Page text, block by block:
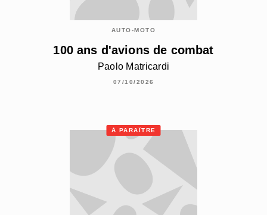
AUTO-MOTO
100 ans d'avions de combat
Paolo Matricardi
07/10/2026
À PARAÎTRE